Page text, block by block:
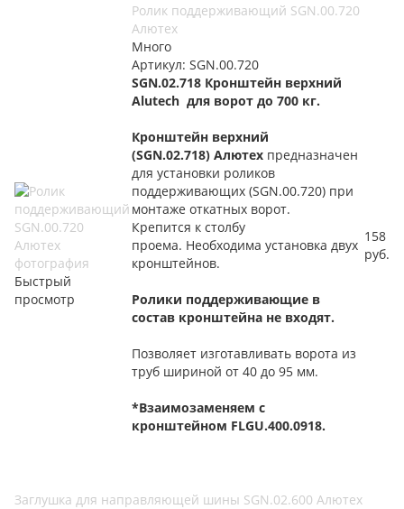
Быстрый
просмотр
Ролик поддерживающий SGN.00.720
Алютех
Много
Артикул: SGN.00.720
SGN.02.718 Кронштейн верхний
Alutech для ворот до 700 кг.
Кронштейн верхний
(SGN.02.718) Алютех предназначен
для установки роликов
поддерживающих (SGN.00.720) при
монтаже откатных ворот.
Крепится к столбу
проема. Необходима установка двух
кронштейнов.
Ролики поддерживающие в
состав кронштейна не входят.
Позволяет изготавливать ворота из
труб шириной от 40 до 95 мм.
*Взаимозаменяем с
кронштейном FLGU.400.0918.
158
руб.
Заглушка для направляющей шины SGN.02.600 Алютех